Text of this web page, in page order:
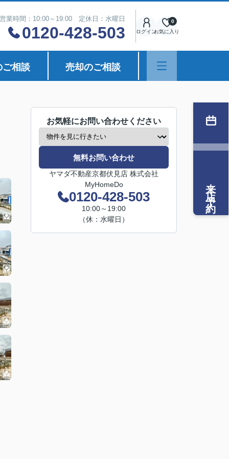
営業時間：10:00～19:00 定休日：水曜日
0120-428-503 ログインお気に入り
0
ご相談 売却のご相談
お気軽にお問い合わせください
無料お問い合わせ
ヤマダ不動産京都伏見店 株式会社
MyHomeDo
0120-428-503
10:00～19:00
（休：水曜日）
来店予約